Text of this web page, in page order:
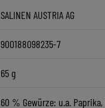
SALINEN AUSTRIA AG
900188098235-7
65 g
60 % Gewürze: u.a.